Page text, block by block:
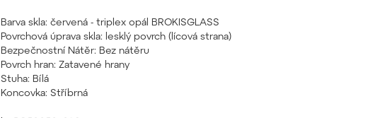
Barva skla: červená - triplex opál BROKISGLASS
Povrchová úprava skla: lesklý povrch (lícová strana)
Bezpečnostní Nátěr: Bez nátěru
Povrch hran: Zatavené hrany
Stuha: Bílá
Koncovka: Stříbrná